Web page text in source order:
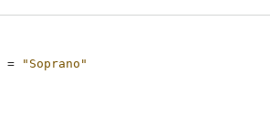
=
"Soprano"